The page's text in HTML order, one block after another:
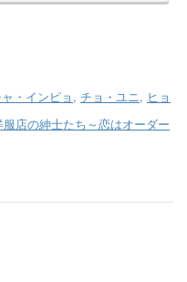
・インピョ , チョ・ユニ, ヒョ
服店の紳士たち～恋はオーダー